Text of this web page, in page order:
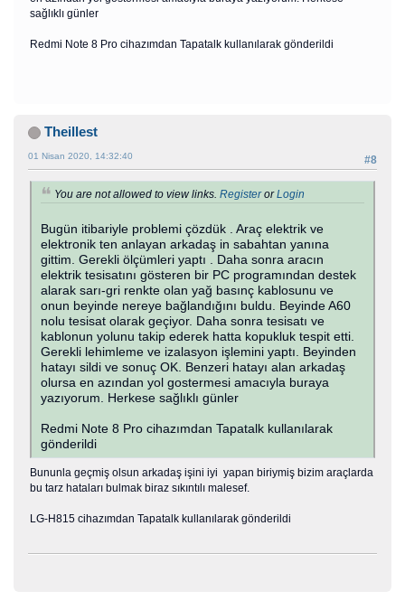
sağlıklı günler
Redmi Note 8 Pro cihazımdan Tapatalk kullanılarak gönderildi
Theillest
#8
01 Nisan 2020, 14:32:40
You are not allowed to view links. RegisterorLogin
Bugün itibariyle problemi çözdük . Araç elektrik ve
elektronik ten anlayan arkadaş in sabahtan yanına
gittim. Gerekli ölçümleri yaptı . Daha sonra aracın
elektrik tesisatını gösteren bir PC programından destek
alarak sarı-gri renkte olan yağ basınç kablosunu ve
onun beyinde nereye bağlandığını buldu. Beyinde A60
nolu tesisat olarak geçiyor. Daha sonra tesisatı ve
kablonun yolunu takip ederek hatta kopukluk tespit etti.
Gerekli lehimleme ve izalasyon işlemini yaptı. Beyinden
hatayı sildi ve sonuç OK. Benzeri hatayı alan arkadaş
olursa en azından yol gostermesi amacıyla buraya
yazıyorum. Herkese sağlıklı günler
Redmi Note 8 Pro cihazımdan Tapatalk kullanılarak
gönderildi
Bununla geçmiş olsun arkadaş işini iyi yapan biriymiş bizim araçlarda
bu tarz hataları bulmak biraz sıkıntılı malesef.
LG-H815 cihazımdan Tapatalk kullanılarak gönderildi